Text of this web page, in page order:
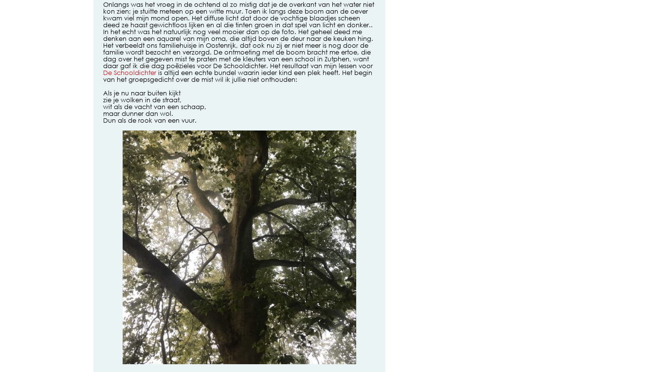
Onlangs was het vroeg in de ochtend al zo mistig dat je de overkant van het water niet
kon zien; je stuitte meteen op een witte muur. Toen ik langs deze boom aan de oever
kwam viel mijn mond open. Het diffuse licht dat door de vochtige blaadjes scheen
deed ze haast gewichtloos lijken en al die tinten groen in dat spel van licht en donker..
In het echt was het natuurlijk nog veel mooier dan op de foto. Het geheel deed me
denken aan een aquarel van mijn oma, die altijd boven de deur naar de keuken hing.
Het verbeeldt ons familiehuisje in Oostenrijk, dat ook nu zij er niet meer is nog door de
familie wordt bezocht en verzorgd. De ontmoeting met de boom bracht me ertoe, die
dag over het gegeven mist te praten met de kleuters van een school in Zutphen, want
daar gaf ik die dag poëzieles voor De Schooldichter. Het resultaat van mijn lessen voor
De Schooldichter is altijd een echte bundel waarin ieder kind een plek heeft. Het begin
van het groepsgedicht over de mist wil ik jullie niet onthouden:
Als je nu naar buiten kijkt
zie je wolken in de straat,
wit als de vacht van een schaap,
maar dunner dan wol.
Dun als de rook van een vuur.